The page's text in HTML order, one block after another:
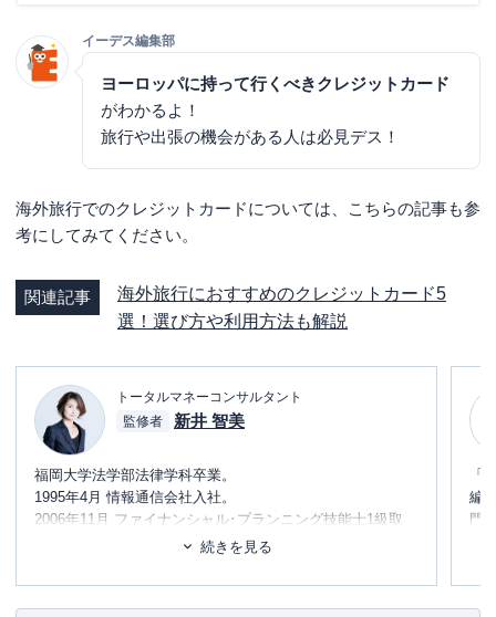
イーデス編集部
ヨーロッパに持って行くべきクレジットカード
がわかるよ！
旅行や出張の機会がある人は必見デス！
海外旅行でのクレジットカードについては、こちらの記事も参
考にしてみてください。
関連記事
海外旅行におすすめのクレジットカード5
選！選び方や利用方法も解説
トータルマネーコンサルタント
監修者
新井 智美
福岡大学法学部法律学科卒業。
1995年4月 情報通信会社入社。
2006年11月 ファイナンシャル･プランニング技能士1級取
コンサルタントとして個人向け相談（資産運用・保険診
続きを見る
「
編
門
め